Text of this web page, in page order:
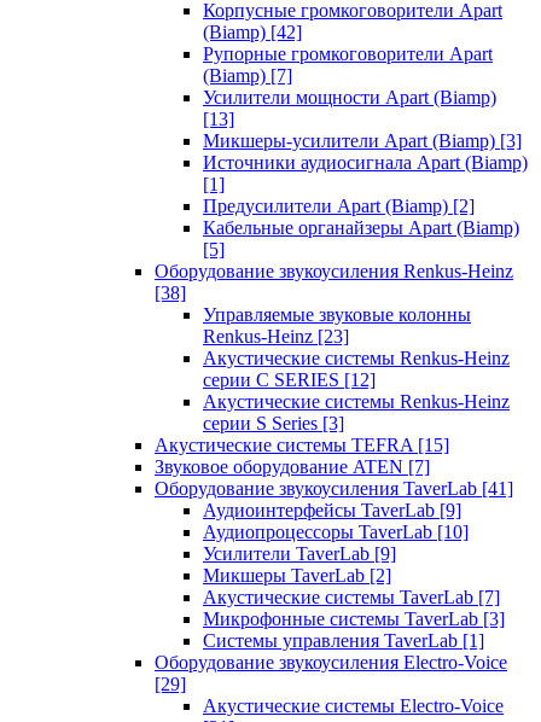
Корпусные громкоговорители Apart
(Biamp) [42]
Рупорные громкоговорители Apart
(Biamp) [7]
Усилители мощности Apart (Biamp)
[13]
Микшеры-усилители Apart (Biamp) [3]
Источники аудиосигнала Apart (Biamp)
[1]
Предусилители Apart (Biamp) [2]
Кабельные органайзеры Apart (Biamp)
[5]
Оборудование звукоусиления Renkus-Heinz
[38]
Управляемые звуковые колонны
Renkus-Heinz [23]
Акустические системы Renkus-Heinz
серии C SERIES [12]
Акустические системы Renkus-Heinz
серии S Series [3]
Акустические системы TEFRA [15]
Звуковое оборудование ATEN [7]
Оборудование звукоусиления TaverLab [41]
Аудиоинтерфейсы TaverLab [9]
Аудиопроцессоры TaverLab [10]
Усилители TaverLab [9]
Микшеры TaverLab [2]
Акустические системы TaverLab [7]
Микрофонные системы TaverLab [3]
Системы управления TaverLab [1]
Оборудование звукоусиления Electro-Voice
[29]
Акустические системы Electro-Voice